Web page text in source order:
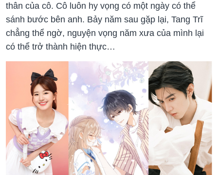
thân của cô. Cô luôn hy vọng có một ngày có thể
sánh bước bên anh. Bảy năm sau gặp lại, Tang Trĩ
chẳng thể ngờ, nguyện vọng năm xưa của mình lại
có thể trở thành hiện thực…